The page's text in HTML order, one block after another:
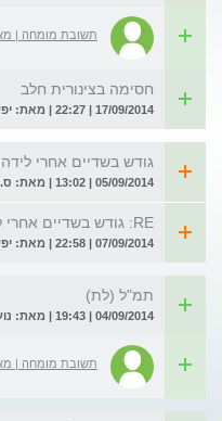
תשובת מומחה |
חסימה בצינורית חלב
17/09/2014 | 22:27 | מאת: יפעת
גודש בשדיים אחרי
05/09/2014 | 13:02 | מאת: ס.ק
RE: גודש בשדיים אחרי לידה
07/09/2014 | 22:58 | מאת: יפעת
תמ"ל (לת)
04/09/2014 | 19:43 | מאת: נועה
תשובת מומחה |